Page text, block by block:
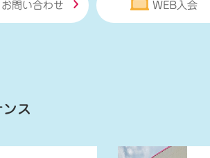
お問い合わせ WEB入会
ス